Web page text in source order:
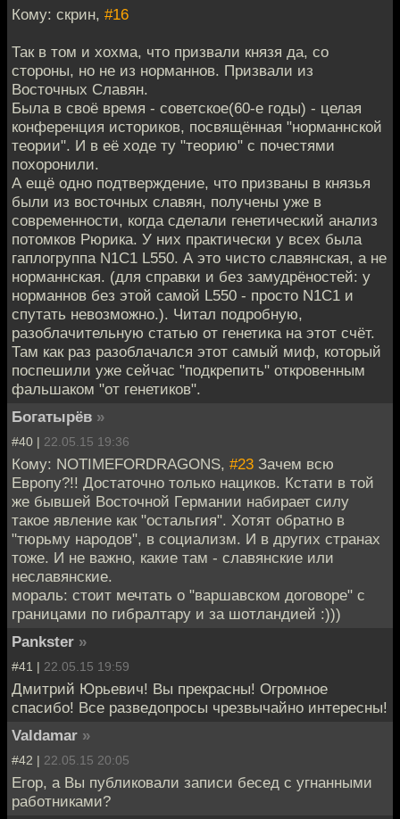
Кому: скрин, #16
Так в том и хохма, что призвали князя да, со
стороны, но не из норманнов. Призвали из
Восточных Славян.
Была в своё время - советское(60-е годы) - целая
конференция историков, посвящённая "норманнской
теории". И в её ходе ту "теорию" с почестями
похоронили.
А ещё одно подтверждение, что призваны в князья
были из восточных славян, получены уже в
современности, когда сделали генетический анализ
потомков Рюрика. У них практически у всех была
гаплогруппа N1C1 L550. А это чисто славянская, а не
норманнская. (для справки и без замудрёностей: у
норманнов без этой самой L550 - просто N1C1 и
спутать невозможно.). Читал подробную,
разоблачительную статью от генетика на этот счёт.
Там как раз разоблачался этот самый миф, который
поспешили уже сейчас "подкрепить" откровенным
фальшаком "от генетиков".
Богатырёв »
#40 | 22.05.15 19:36
Кому: NOTIMEFORDRAGONS, #23 Зачем всю
Европу?!! Достаточно только нациков. Кстати в той
же бывшей Восточной Германии набирает силу
такое явление как "остальгия". Хотят обратно в
"тюрьму народов", в социализм. И в других странах
тоже. И не важно, какие там - славянские или
неславянские.
мораль: стоит мечтать о "варшавском договоре" с
границами по гибралтару и за шотландией :)))
Pankster »
#41 | 22.05.15 19:59
Дмитрий Юрьевич! Вы прекрасны! Огромное
спасибо! Все разведопросы чрезвычайно интересны!
Valdamar »
#42 | 22.05.15 20:05
Егор, а Вы публиковали записи бесед с угнанными
работниками?